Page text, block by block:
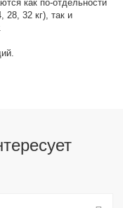
как по-отдельности
28, 32 кг), так и